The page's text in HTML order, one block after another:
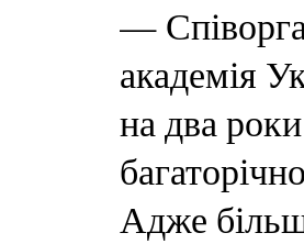
—
академія
на два
Адже